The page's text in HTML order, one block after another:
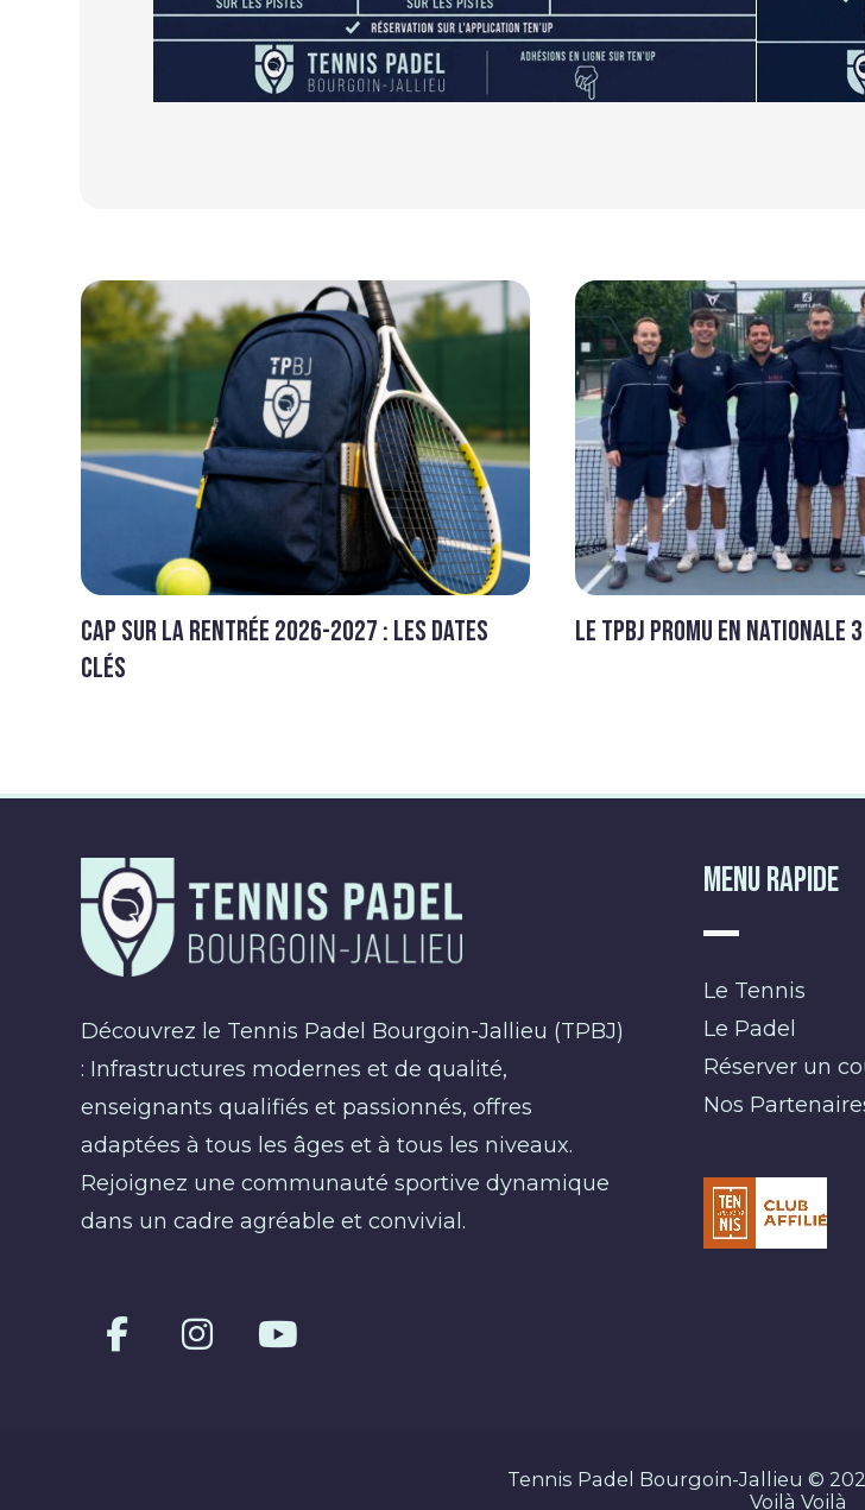
Cap sur la rentrée 2026-2027 : Les dates
clés
Le TPBJ promu en Nationale 3
Découvrez le Tennis Padel Bourgoin-Jallieu (TPBJ)
: Infrastructures modernes et de qualité,
enseignants qualifiés et passionnés, offres
adaptées à tous les âges et à tous les niveaux.
Rejoignez une communauté sportive dynamique
dans un cadre agréable et convivial.
Menu Rapide
Le Tennis
Le Padel
Réserver un
Nos
Tennis Padel Bourgoin-Jallieu ©
Voilà Voilà